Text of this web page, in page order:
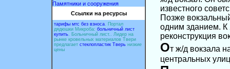
Памятники и сооружения
Ссылки на ресурсы
тарифы мтс без взноса. Портал
дядюшки Микроба: больничный лист
купить. Больничный лист.. Лидер на
рынке кровельных материалов Твери
предлагает стеклопластик Тверь низкие
цены
известного
Позже
одним зданием. К
реконструкция
От ж/д вокзала
центральных